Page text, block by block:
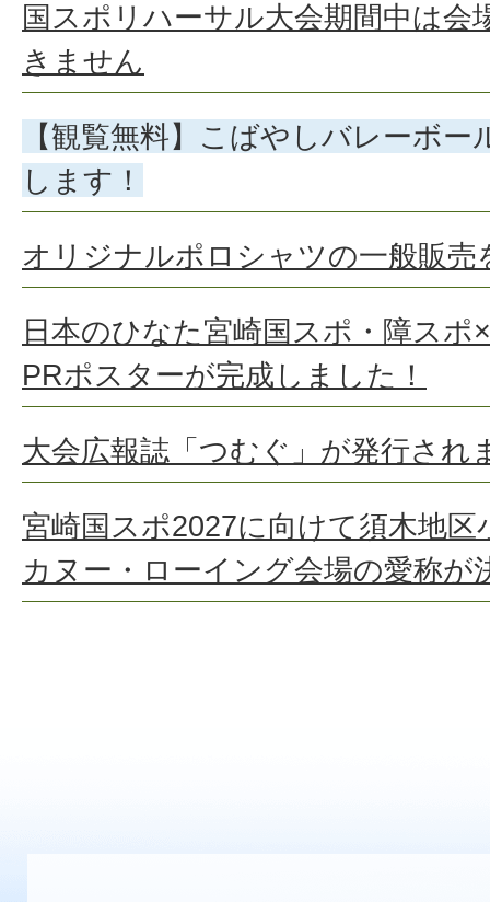
国スポリハーサル大会期間中は会
きません
【観覧無料】こばやしバレーボ
します！
オリジナルポロシャツの一般販売
日本のひなた宮崎国スポ・障ス
PRポスターが完成しました！
大会広報誌「つむぐ」が発行され
宮崎国スポ2027に向けて須木地
カヌー・ローイング会場の愛称が